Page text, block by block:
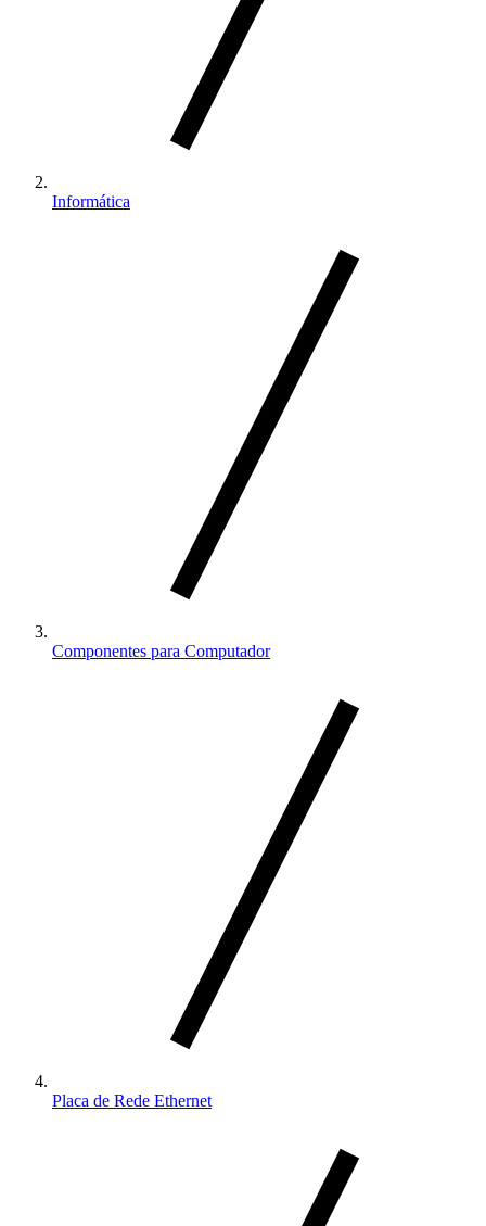
Informática
Componentes para Computador
Placa de Rede Ethernet